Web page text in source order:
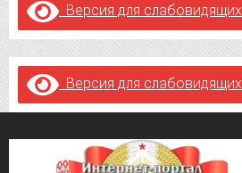
Версия для слабовидящих
Версия для слабовидящих